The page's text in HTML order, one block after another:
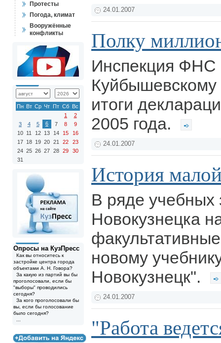
Протесты
Погода, климат
Вооружённые
конфликты
Пн Вт Ср Чт Пт Сб Вс
1
2
3
4 5 6 7 8
9
10 11 12 13 14 15
16
17 18 19 20 21 22
23
24 25 26 27 28 29
30
31
Опросы на КузПресс
Как вы относитесь к
застройке центра города
объектами А. Н. Говора?
За какую из партий вы бы
проголосовали, если бы
"выборы" проводились
сегодня?
За кого проголосовали бы
вы, если бы голосование
было сегодня?
24.01.2007
Полку
Инспекция ФНС
Куйбышевскому
итоги
2005 года.
24.01.2007
История
В ряде учебных
Новокузнецка
новому
Новокузнецк".
24.01.2007
"Работа